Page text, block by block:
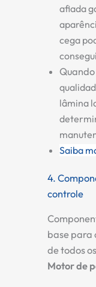
afiada
cega
lâmina
Saiba
4.
controle
base para
de todos
Motor de